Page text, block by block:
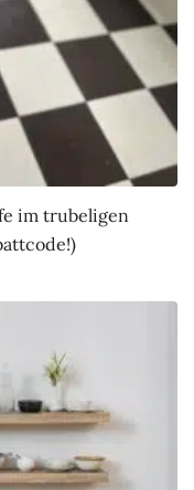
im trubeligen